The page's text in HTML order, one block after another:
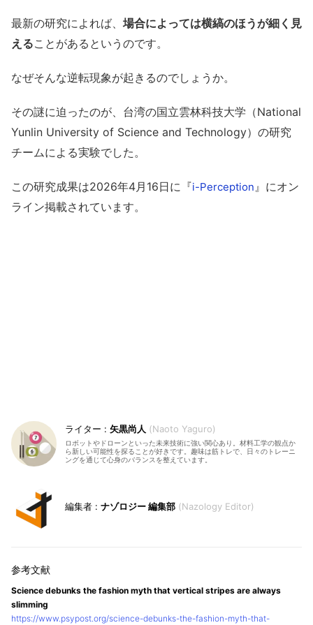
最新の研究によれば、 場合によっては横縞のほうが細く見
えることがあるというのです。
なぜそんな逆転現象が起きるのでしょうか。
その謎に迫ったのが、台湾の国立雲林科技大学（National
Yunlin University of Science and Technology）の研究
チームによる実験でした。
この研究成果は2026年4月16日に『i-Perception 』にオン
ライン掲載されています。
矢黒尚人 Naoto Yaguro
ロボットやドローンといった未来技術に強い関心あり。材料工学の観点か
ら新しい可能性を探ることが好きです。趣味は筋トレで、日々のトレーニ
ングを通じて心身のバランスを整えています。
ナゾロジー 編集部 Nazology Editor
Science debunks the fashion myth that vertical stripes are always
slimming
https://www.psypost.org/science-debunks-the-fashion-myth-that-